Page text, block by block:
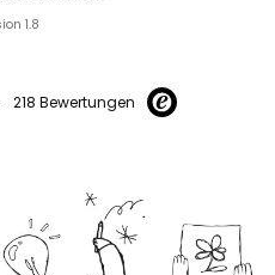
218 Bewertungen